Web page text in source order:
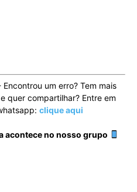
Encontrou um erro? Tem mais
quer compartilhar? Entre em
clique aqui
acontece no nosso grupo